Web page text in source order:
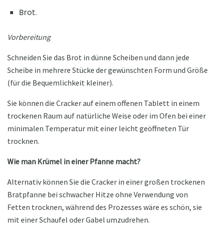
Brot.
Vorbereitung
Schneiden Sie das Brot in dünne Scheiben und dann jede
Scheibe in mehrere Stücke der gewünschten Form und Größe
(für die Bequemlichkeit kleiner).
Sie können die Cracker auf einem offenen Tablett in einem
trockenen Raum auf natürliche Weise oder im Ofen bei einer
minimalen Temperatur mit einer leicht geöffneten Tür
trocknen.
Wie man Krümel in einer Pfanne macht?
Alternativ können Sie die Cracker in einer großen trockenen
Bratpfanne bei schwacher Hitze ohne Verwendung von
Fetten trocknen, während des Prozesses wäre es schön, sie
mit einer Schaufel oder Gabel umzudrehen.